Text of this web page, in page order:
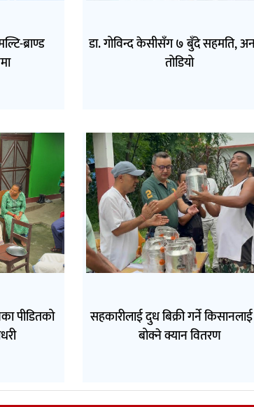
ब्राण्ड
डा. गोविन्द केसीसँग ७ बुँदे सहमति,
तोडियो
पीडितको
सहकारीलाई दुध बिक्री गर्ने
बोक्ने क्यान वितरण